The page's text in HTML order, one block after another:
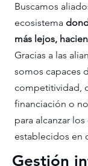
Buscamos
ecosistema
más lejos,
Gracias a las
somos capaces
competitividad,
financiación o
para alcanzar
establecidos en
Gestión